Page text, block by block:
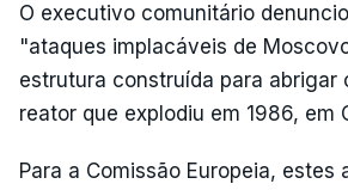
O executivo comunitário
"ataques implacáveis de
estrutura construída para abrigar
reator que explodiu em 1986, em
Para a Comissão Europeia, estes